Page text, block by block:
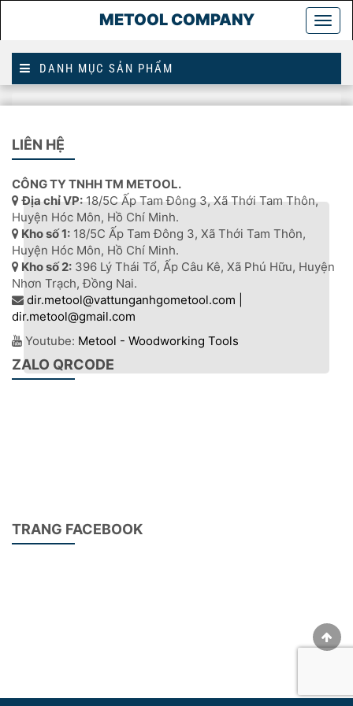
METOOL COMPANY
DANH MỤC SẢN PHẨM
Tranglưỡi cạo profile
LƯỠI CẠO PROFILE
LIÊN HỆ
CÔNG TY TNHH TM METOOL.
Địa chỉ VP:18/5C Ấp Tam Đông 3, Xã Thới Tam Thôn,
Huyện Hóc Môn, Hồ Chí Minh.
Kho số 1: 18/5C Ấp Tam Đông 3, Xã Thới Tam Thôn,
Huyện Hóc Môn, Hồ Chí Minh.
Kho số 2: 396 Lý Thái Tổ, Ấp Câu Kê, Xã Phú Hữu, Huyện
Nhơn Trạch, Đồng Nai.
dir.metool@vattunganhgometool.com |
dir.metool@gmail.com
Youtube: Metool - Woodworking Tools
ZALO QRCODE
TRANG FACEBOOK